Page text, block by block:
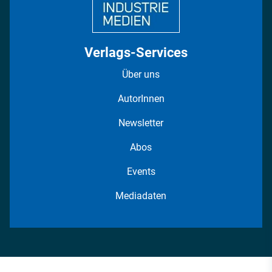
Verlags-Services
Über uns
AutorInnen
Newsletter
Abos
Events
Mediadaten